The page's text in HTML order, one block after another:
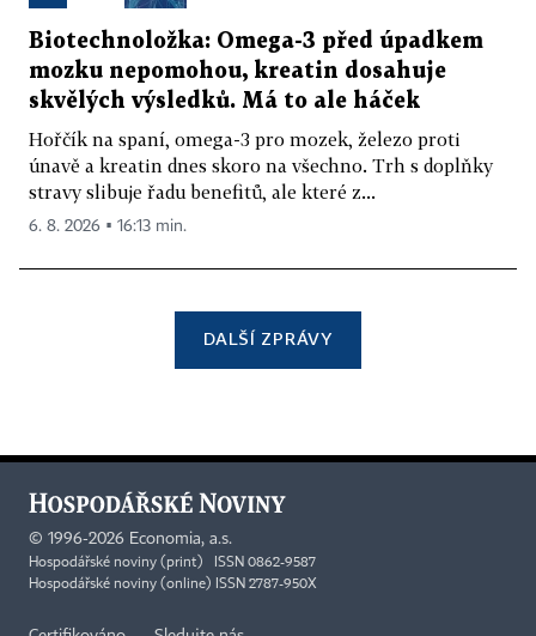
Biotechnoložka: Omega-3 před úpadkem
mozku nepomohou, kreatin dosahuje
skvělých výsledků. Má to ale háček
Hořčík na spaní, omega-3 pro mozek, železo proti
únavě a kreatin dnes skoro na všechno. Trh s doplňky
stravy slibuje řadu benefitů, ale které z...
6. 8. 2026 ▪ 16:13 min.
DALŠÍ ZPRÁVY
© 1996-2026 Economia, a.s.
Hospodářské noviny (print) ISSN 0862-9587
Hospodářské noviny (online) ISSN 2787-950X